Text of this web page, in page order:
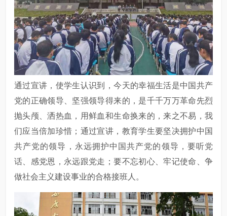
通过宣讲，使学生认识到，今天的幸福生活是中国共产
党的正确领导、坚强领导得来的，是千千万万革命先烈
抛头颅、洒热血，用鲜血和生命换来的，来之不易，我
们应当倍加珍惜；通过宣讲，教育学生要坚决拥护中国
共产党的领导，永远拥护中国共产党的领导，要听党
话、感党恩，永远跟党走；要不忘初心、牢记使命、争
做社会主义建设事业的合格接班人。